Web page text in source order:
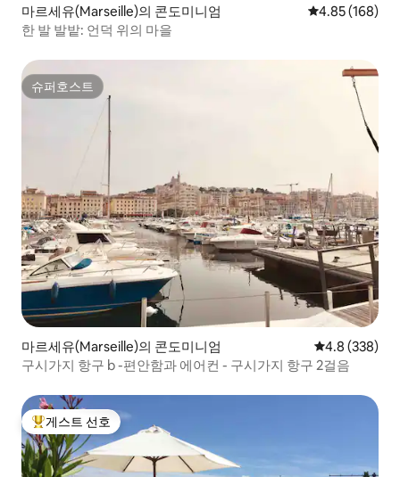
마르세유(Marseille)의 콘도미니엄 평점 4.85점(5
4.85 (168)
한 발 발밭: 언덕 위의 마을
슈퍼호스트
슈퍼호스트
마르세유(Marseille)의 콘도미니엄 평점 4.8점(5
4.8 (338)
구시가지 항구 b -편안함과 에어컨 - 구시가지 항구 2걸음
상위 게스트 선호
게스트 선호